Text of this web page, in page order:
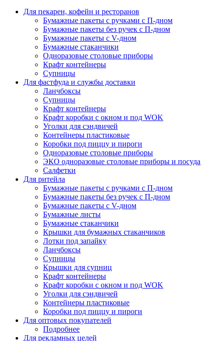
Для пекарен, кофейн и ресторанов
Бумажные пакеты с ручками с П-дном
Бумажные пакеты без ручек с П-дном
Бумажные пакеты с V-дном
Бумажные стаканчики
Одноразовые столовые приборы
Крафт контейнеры
Супницы
Для фастфуда и службы доставки
Ланчбоксы
Супницы
Крафт контейнеры
Крафт коробки с окном и под WOK
Уголки для сэндвичей
Контейнеры пластиковые
Коробки под пиццу и пироги
Одноразовые столовые приборы
ЭКО одноразовые столовые приборы и посуда
Салфетки
Для ритейла
Бумажные пакеты с ручками с П-дном
Бумажные пакеты без ручек с П-дном
Бумажные пакеты с V-дном
Бумажные листы
Бумажные стаканчики
Крышки для бумажных стаканчиков
Лотки под запайку
Ланчбоксы
Супницы
Крышки для супниц
Крафт контейнеры
Крафт коробки с окном и под WOK
Уголки для сэндвичей
Контейнеры пластиковые
Коробки под пиццу и пироги
Для оптовых покупателей
Подробнее
Для рекламных целей